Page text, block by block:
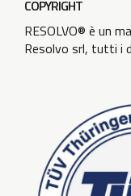
COPYRIGHT
RESOLVO® è un
Resolvo srl, tutti i